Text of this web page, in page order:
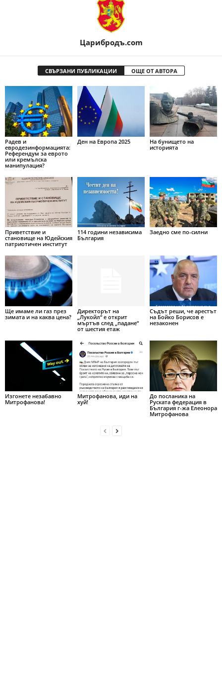
Царибродъ.com
СВЪРЗАНИ ПУБЛИКАЦИИ ОЩЕ ОТ АВТОРА
Радев и
евродезинформацията:
Референдум за еврото
или кремълска
манипулация?
Ден на Европа 2025
На бунището на
историята
Приветствие и
становище на Юдейския
патриотичен институт
114 години независима
България
Заедно сме по-силни
Ще имаме ли газ през
зимата и на каква цена?
Директорът на
„Лукойл“ е открит
мъртъв след „падане“
от шестия етаж
Съдът реши, че арестът
на Бойко Борисов е
незаконен
Изгонете незабавно
Митрофанова!
Митрофанова, иди на
хуй!
До посланика на
Руската федерация в
България г-жа Елеонора
Митрофанова